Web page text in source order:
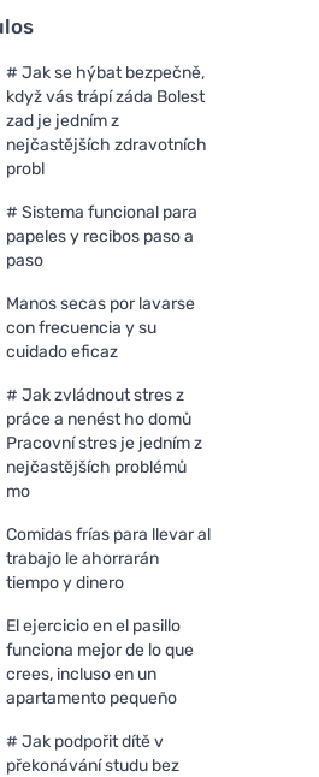
# Jak se hýbat bezpečně,
když vás trápí záda Bolest
zad je jedním z
nejčastějších zdravotních
probl
# Sistema funcional para
papeles y recibos paso a
paso
Manos secas por lavarse
con frecuencia y su
cuidado eficaz
# Jak zvládnout stres z
práce a nenést ho domů
Pracovní stres je jedním z
nejčastějších problémů
mo
Comidas frías para llevar al
trabajo le ahorrarán
tiempo y dinero
El ejercicio en el pasillo
funciona mejor de lo que
crees, incluso en un
apartamento pequeño
# Jak podpořit dítě v
překonávání studu bez